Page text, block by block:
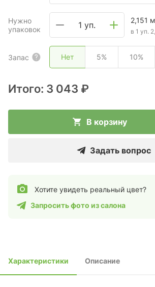
Нужно
упаковок
1 уп. 2,151
в 1 уп.
Запас Нет 5% 10%
Итого: 3 043 ₽
В корзину
Задать вопрос
Хотите увидеть реальный цвет?
Запросить фото из салона
Характеристики Описание